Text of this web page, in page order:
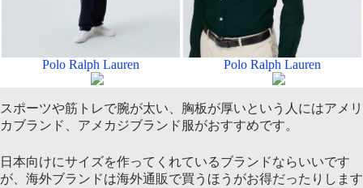
Polo Ralph Lauren Polo Ralph Lauren
スポーツや筋トレで腕が太い、胸板が厚いという人にはアメリ
カブランド、アメカジブランド服がおすすめです。
日本向けにサイズを作ってくれているブランドならいいです
が、海外ブランドは海外通販で買うほうがお得だったりします